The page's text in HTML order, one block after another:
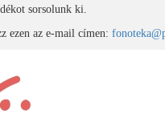
sorsolunk ki.
ezen az e-mail címen: